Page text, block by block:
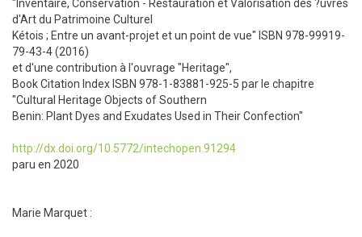
"Inventaire, Conservation - Restauration et Valorisation des ?uvres
d'Art du Patrimoine Culturel
Kétois ; Entre un avant-projet et un point de vue" ISBN 978-99919-
79-43-4 (2016)
et d'une contribution à l'ouvrage "Heritage",
Book Citation Index ISBN 978-1-83881-925-5 par le chapitre
"Cultural Heritage Objects of Southern
Benin: Plant Dyes and Exudates Used in Their Confection"
http://dx.doi.org/10.5772/intechopen.91294
paru en 2020
Marie Marquet :